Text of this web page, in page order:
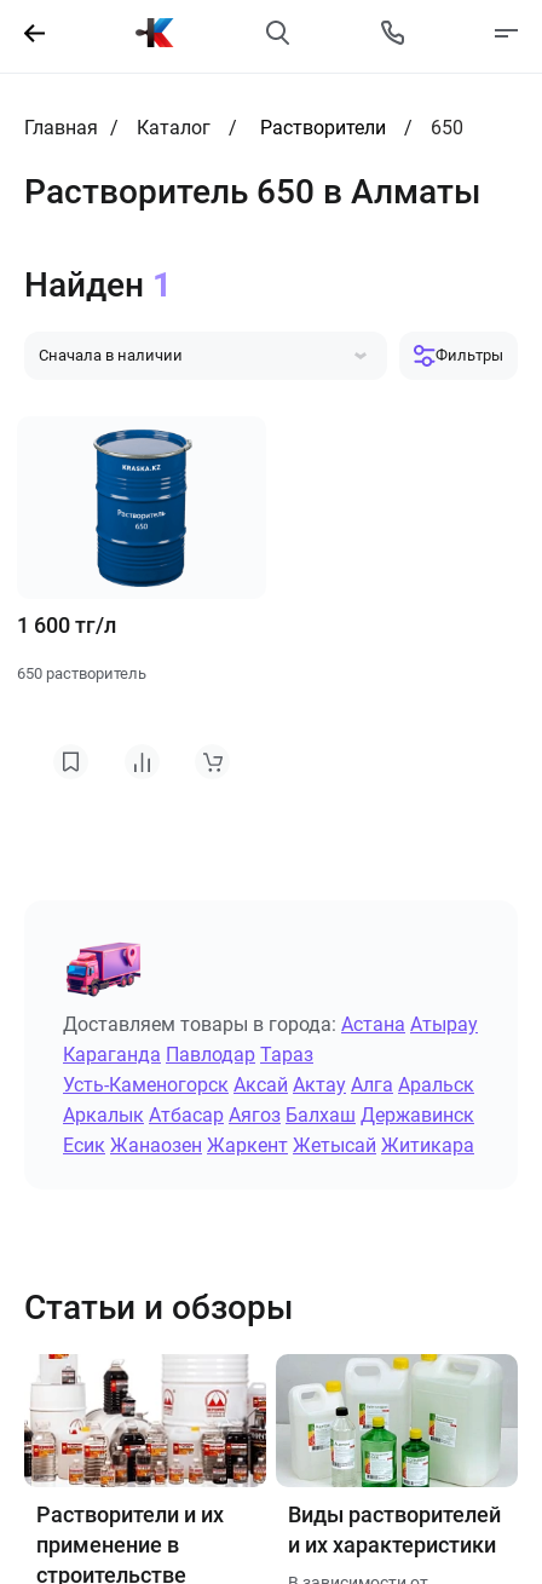
Главная Каталог Растворители 650
Растворитель 650 в Алматы
Сначала в наличии
Фильтры
Найден 1
1 600 тг/л
650 растворитель
Доставляем товары в города: Астана Атырау
Караганда Павлодар Тараз
Усть-Каменогорск Аксай Актау Алга Аральск
Аркалык Атбасар Аягоз Балхаш Державинск
Есик Жанаозен Жаркент Жетысай Житикара
Статьи и обзоры
Растворители и их
применение в
строительстве
Виды растворителей
и их характеристики